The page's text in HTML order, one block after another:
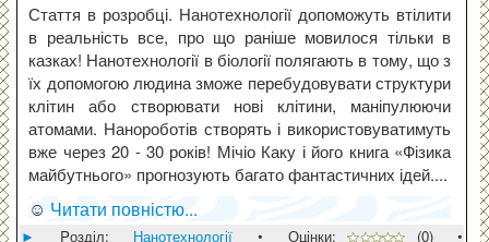
Стаття в розробці. Нанотехнології допоможуть втілити
в реальність все, про що раніше мовилося тільки в
казках! Нанотехнології в біології полягають в тому, що з
їх допомогою людина зможе перебудовувати структури
клітин або створювати нові клітини, маніпулюючи
атомами. Нанороботів створять і використовуватимуть
вже через 20 - 30 років! Мічіо Каку і його книга «Фізика
майбутнього» прогнозують багато фантастичних ідей....
☺ Читати повністю...
► Pозділ: Нанотехнології • Оцінки:
(0) •